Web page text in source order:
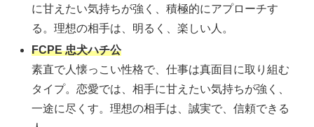
に甘えたい気持ちが強く、積極的にアプローチす
る。理想の相手は、明るく、楽しい人。
FCPE 忠犬ハチ公
素直で人懐っこい性格で、仕事は真面目に取り組む
タイプ。恋愛では、相手に甘えたい気持ちが強く、
一途に尽くす。理想の相手は、誠実で、信頼できる